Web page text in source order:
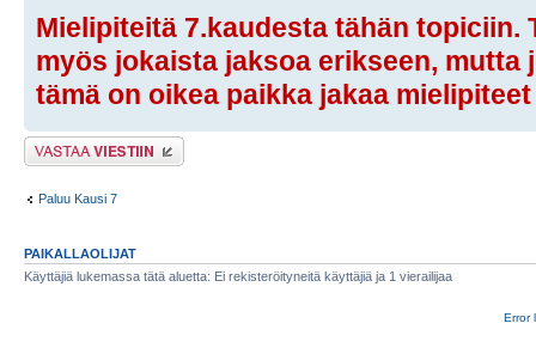
Mielipiteitä 7.kaudesta tähän topiciin.
myös jokaista jaksoa erikseen, mutta
tämä on oikea paikka jakaa
Lähetä vastaus
Paluu Kausi 7
PAIKALLAOLIJAT
Käyttäjiä lukemassa tätä aluetta: Ei rekisteröityneitä käyttäjiä ja 1 vierailijaa
Error